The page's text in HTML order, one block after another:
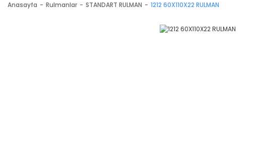
Anasayfa Rulmanlar STANDART RULMAN 1212 60X110X22 RULMAN